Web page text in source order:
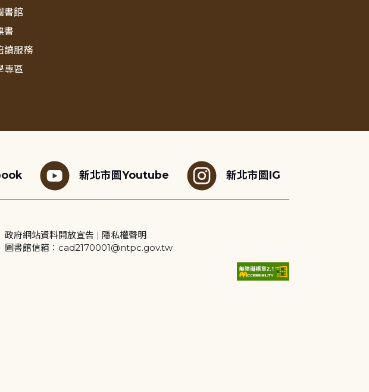
書館
書
讀服務
專區
新北市圖Youtube 新北市圖IG
政府網站資料開放宣告 | 隱私權聲明
圖書館信箱：cad2170001@ntpc.gov.tw